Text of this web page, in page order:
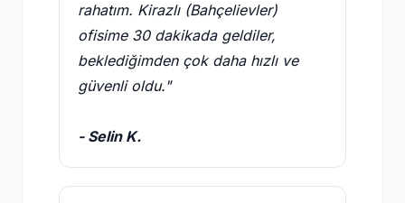
rahatım. Kirazlı (Bahçelievler)
ofisime 30 dakikada geldiler,
beklediğimden çok daha hızlı ve
güvenli oldu."
- Selin K.